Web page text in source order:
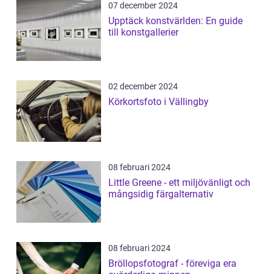
07 december 2024
Upptäck konstvärlden: En guide
till konstgallerier
02 december 2024
Körkortsfoto i Vällingby
08 februari 2024
Little Greene - ett miljövänligt och
mångsidig färgalternativ
08 februari 2024
Bröllopsfotograf - föreviga era